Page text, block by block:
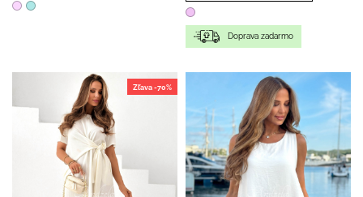
Doprava zadarmo
Zľava -70%